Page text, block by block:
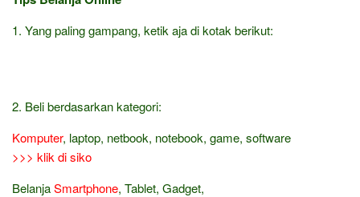
1. Yang paling gampang, ketik aja di kotak berikut:
2. Beli berdasarkan kategori:
Komputer, laptop, netbook, notebook, game, software
>>> klik di siko
BelanjaSmartphone, Tablet, Gadget,